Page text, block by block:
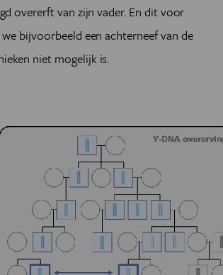
overerft van zijn vader. En dit voor
bijvoorbeeld een achterneef van de
niet mogelijk is.